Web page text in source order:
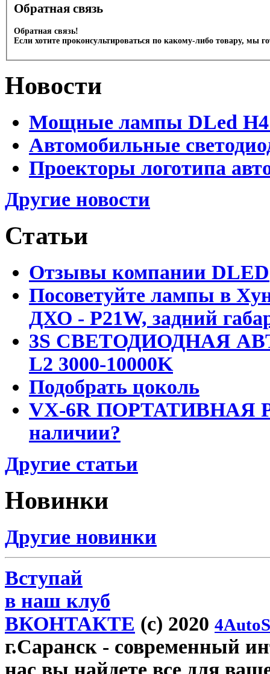
Обратная связь
Обратная связь!
Если хотите проконсультироваться по какому-либо товару, мы
Новости
Мощные лампы DLed H4
Автомобильные
Проекторы логотипа
Другие новости
Статьи
Отзывы компании DLED
Посоветуйте лампы в
ДХО - P21W, задний
3S СВЕТОДИОДНАЯ
L2 3000-10000K
Подобрать цоколь
VX-6R ПОРТАТИВНАЯ
наличии?
Другие статьи
Новинки
Другие новинки
Вступай
в наш клуб
ВКОНТАКТЕ (c) 2020
г.Саранск - современный
нас вы найдете все для